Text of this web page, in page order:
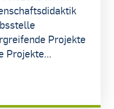
Projekte
Projekte...